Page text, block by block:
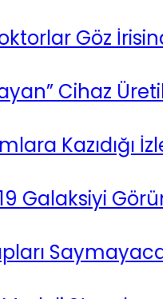
Göz
Cihaz Üretildi
Kazıdığı
Saymayacak!